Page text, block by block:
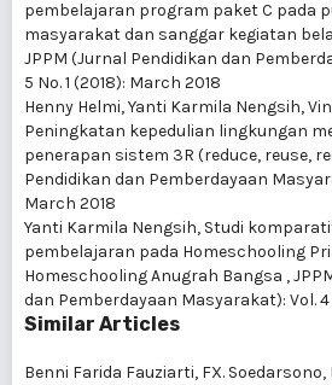
pembelajaran program paket C pada
masyarakat dan sanggar kegiatan
JPPM (Jurnal Pendidikan dan
5 No. 1 (2018): March 2018
Henny Helmi, Yanti Karmila Nengsih,
Peningkatan kepedulian lingkungan
penerapan sistem 3R (reduce, reuse,
Pendidikan dan Pemberdayaan
March 2018
Yanti Karmila Nengsih, Studi
pembelajaran pada Homeschooling
Homeschooling Anugrah Bangsa ,
dan Pemberdayaan Masyarakat): Vol. 4
Similar Articles
Benni Farida Fauziarti, FX. Soedarsono,